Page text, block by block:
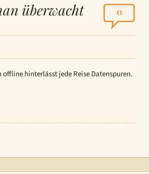
überwacht 0
hinterlässt jede Reise Datenspuren.